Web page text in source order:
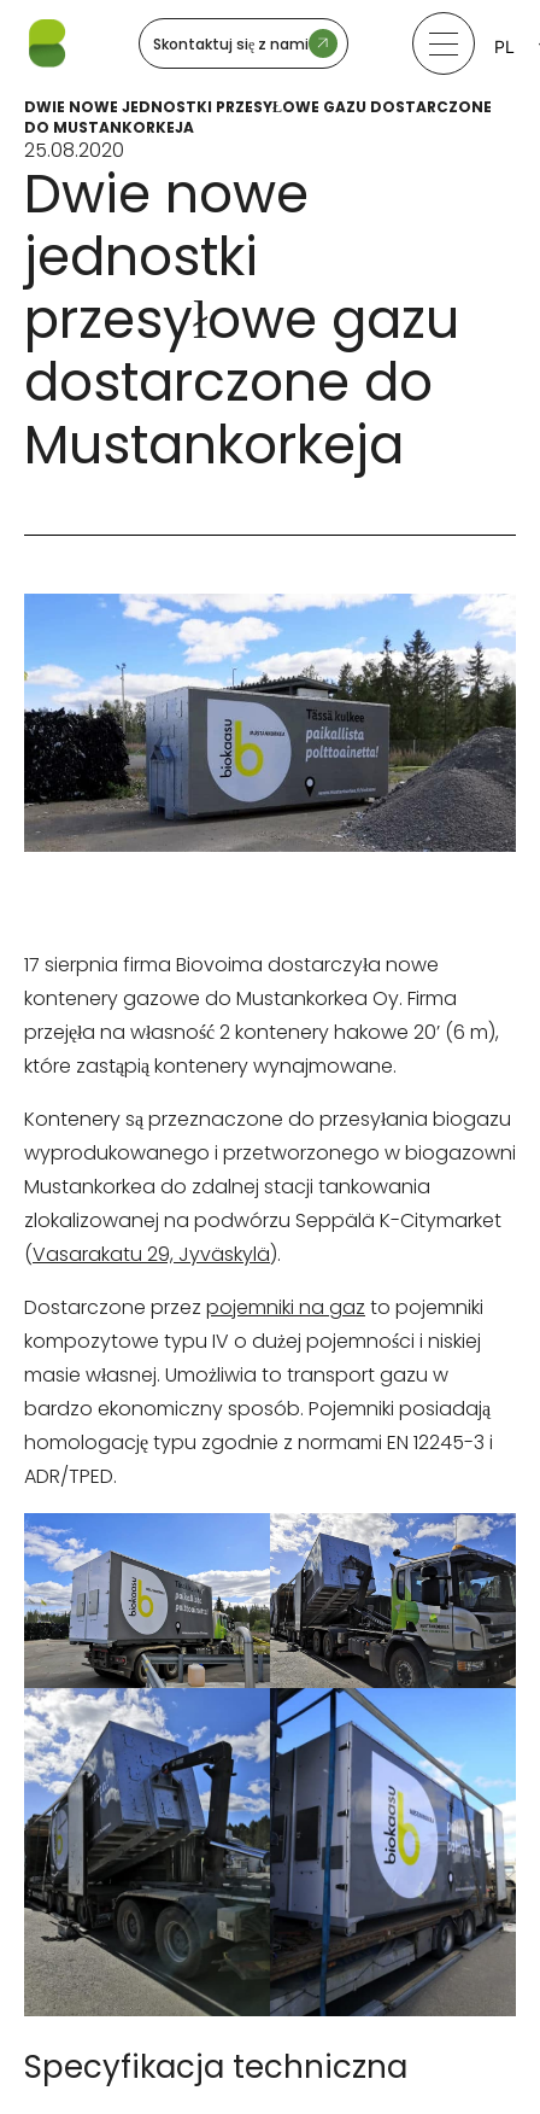
Skontaktuj się z nami
PL
DWIE NOWE JEDNOSTKI PRZESYŁOWE GAZU DOSTARCZONE
DO MUSTANKORKEJA
25.08.2020
Dwie nowe
jednostki
przesyłowe gazu
dostarczone do
Mustankorkeja
17 sierpnia firma Biovoima dostarczyła nowe
kontenery gazowe do Mustankorkea Oy. Firma
przejęła na własność 2 kontenery hakowe 20’ (6 m),
które zastąpią kontenery wynajmowane.
Kontenery są przeznaczone do przesyłania biogazu
wyprodukowanego i przetworzonego w biogazowni
Mustankorkea do zdalnej stacji tankowania
zlokalizowanej na podwórzu Seppälä K-Citymarket
(Vasarakatu 29, Jyväskylä).
Dostarczone przez pojemniki na gaz to pojemniki
kompozytowe typu IV o dużej pojemności i niskiej
masie własnej. Umożliwia to transport gazu w
bardzo ekonomiczny sposób. Pojemniki posiadają
homologację typu zgodnie z normami EN 12245-3 i
ADR/TPED.
Specyfikacja techniczna